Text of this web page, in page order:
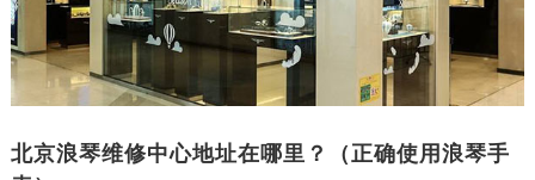
北京浪琴维修中心地址在哪里？（正确使用浪琴手